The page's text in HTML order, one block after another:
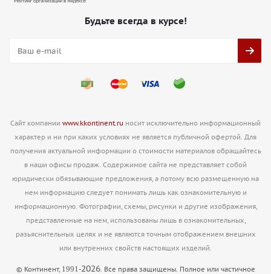
Будьте всегда в курсе!
Сайт компании www.kkontinent.ru носит исключительно информационный
характер и ни при каких условиях не является публичной офертой. Для
получения актуальной информации о стоимости материалов обращайтесь
в наши офисы продаж. Содержимое сайта не представляет собой
юридически обязывающие предложения, а потому всю размещенную на
нем информацию следует понимать лишь как ознакомительную и
информационную. Фотографии, схемы, рисунки и другие изображения,
представленные на нем, использованы лишь в ознакомительных,
разьяснительных целях и не являются точным отображением внешних
или внутренних свойств настоящих изделий.
© Континент, 1991-2026. Все права защищены. Полное или частичное